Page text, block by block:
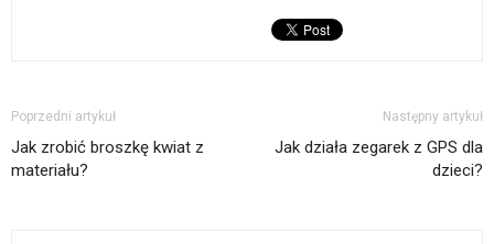
Poprzedni artykuł
Jak zrobić broszkę kwiat z
materiału?
Następny artykuł
Jak działa zegarek z GPS dla
dzieci?